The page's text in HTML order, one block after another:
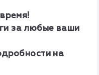
за любые ваши
на